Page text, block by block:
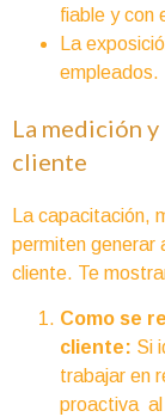
fiable y con
La
empleados.
La medición
cliente
La capacitación,
permiten generar
cliente. Te
Como se
cliente: Si
trabajar en
proactiva al